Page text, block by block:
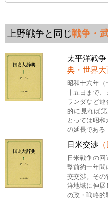
上野戦争と同じ戦争・
太平洋戦争
典・世界大
昭和十六年（
十五日まで、
ランダなど連
的に見れば
とっては昭和
の延長である
日米交渉
日米戦争の
撃前約一年間
交交渉。その
洋地域に伸展
の政・戦略的